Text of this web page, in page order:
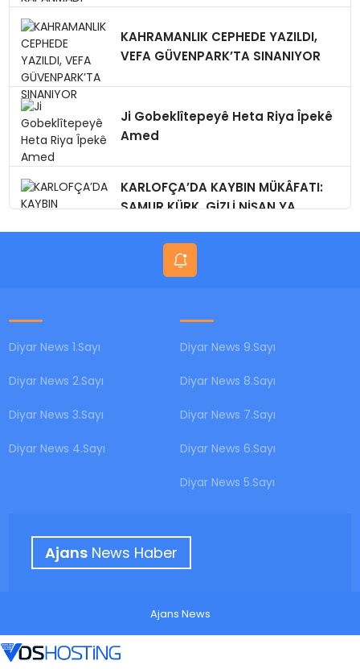
KAHRAMANLIK CEPHEDE YAZILDI,
VEFA GÜVENPARK’TA SINANIYOR
Ji Gobeklîtepeyê Heta Riya Îpekê
Amed
KARLOFÇA’DA KAYBIN MÜKÂFATI:
SAMUR KÜRK, GİZLİ NİŞAN,YA
Diyar News 1.Sayı
Diyar News 2.Sayı
Diyar News 3.Sayı
Diyar News 4.Sayı
Diyar News 9.Sayı
Diyar News 8.Sayı
Diyar News 7.Sayı
Diyar News 6.Sayı
Diyar News 5.Sayı
Ajans News Haber
Ajans News